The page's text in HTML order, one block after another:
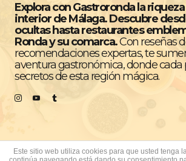
Explora con Gastroronda la
interior de Málaga. Descubre
ocultas hasta restaurantes
Ronda y su comarca.Con reseñas
recomendaciones expertas, te
aventura gastronómica, donde cada
secretos de esta región mágica.
Este sitio web utiliza cookies para que usted tenga